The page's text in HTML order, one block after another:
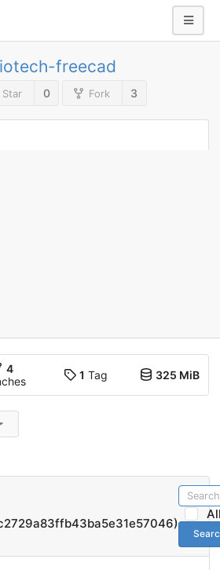
freecad
Star 0 Fork 3
4
1 Tag 325 MiB